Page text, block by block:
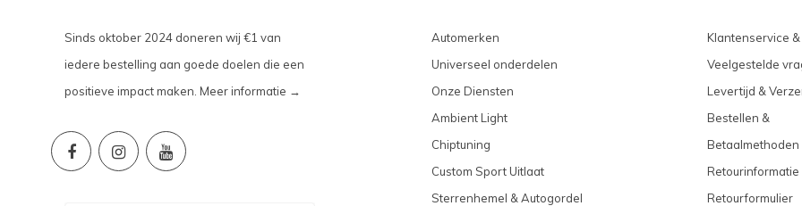
Sinds oktober 2024 doneren wij €1 van
iedere bestelling aan goede doelen die een
positieve impact maken. Meer informatie →
Automerken
Universeel onderdelen
Onze Diensten
Ambient Light
Chiptuning
Custom Sport Uitlaat
Sterrenhemel & Autogordel
Klantenservice
Veelgestelde
Levertijd &
Bestellen &
Betaalmethoden
Retourinformatie
Retourformulier